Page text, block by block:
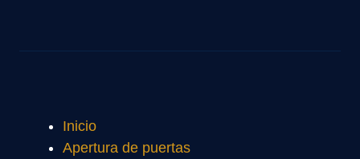
Inicio
Apertura de puertas